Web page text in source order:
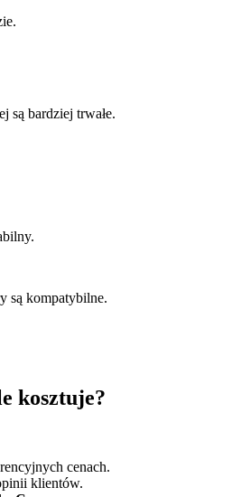
są bardziej trwałe.
są kompatybilne.
kosztuje?
cenach.
klientów.